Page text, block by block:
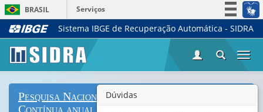
BRASIL
Serviços
Simplifique!
Acesso à informação
Sistema IBGE de Recuperação Automática - SIDRA
Pesquisa Nacional por Amostra de Domicílios
Contínua anual
Dúvidas